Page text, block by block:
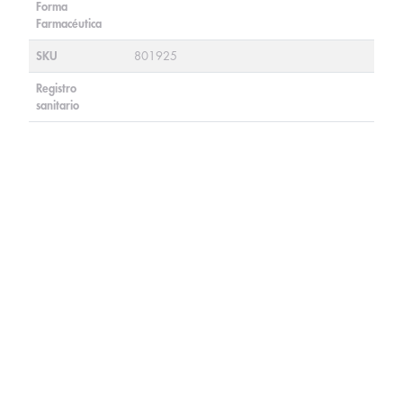
Forma
Farmacéutica
SKU 801925
Registro
sanitario